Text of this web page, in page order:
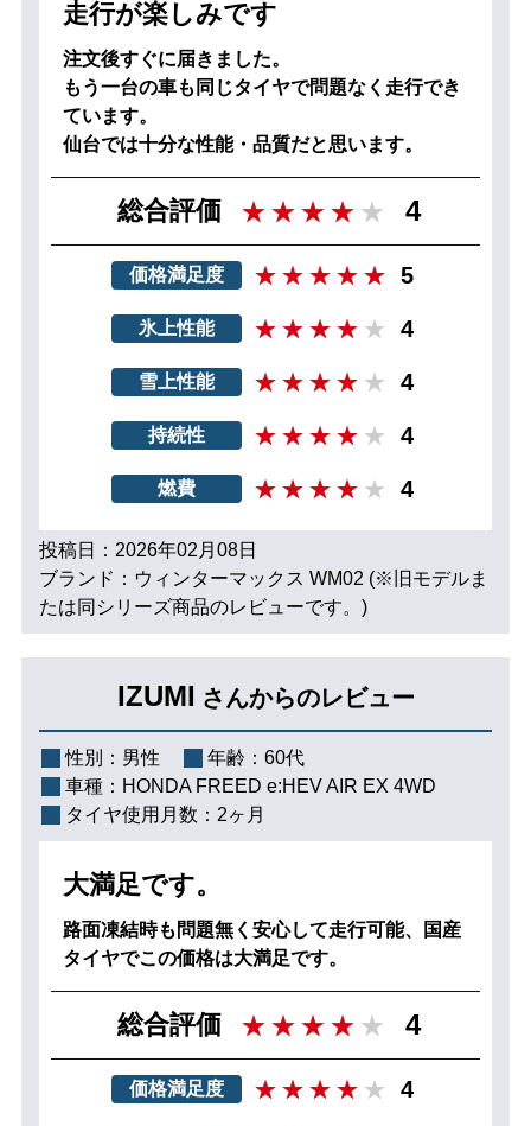
走行が楽しみです
注文後すぐに届きました。
もう一台の車も同じタイヤで問題なく走行でき
ています。
仙台では十分な性能・品質だと思います。
総合評価 4
価格満足度 5
氷上性能 4
雪上性能 4
持続性 4
燃費 4
投稿日：2026年02月08日
ブランド：ウィンターマックス WM02 (※旧モデルま
たは同シリーズ商品のレビューです。)
IZUMI さんからのレビュー
性別： 男性 年齢： 60代
車種： HONDA FREED e:HEV AIR EX 4WD
タイヤ使用月数： 2ヶ月
大満足です。
路面凍結時も問題無く安心して走行可能、国産
タイヤでこの価格は大満足です。
総合評価 4
価格満足度 4